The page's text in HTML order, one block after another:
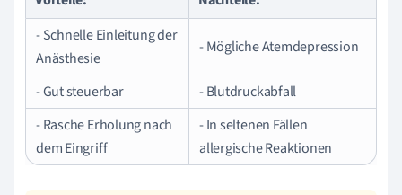
- Schnelle Einleitung der
Anästhesie
- Mögliche Atemdepression
- Gut steuerbar
- Blutdruckabfall
- Rasche Erholung nach
dem Eingriff
- In seltenen Fällen
allergische Reaktionen